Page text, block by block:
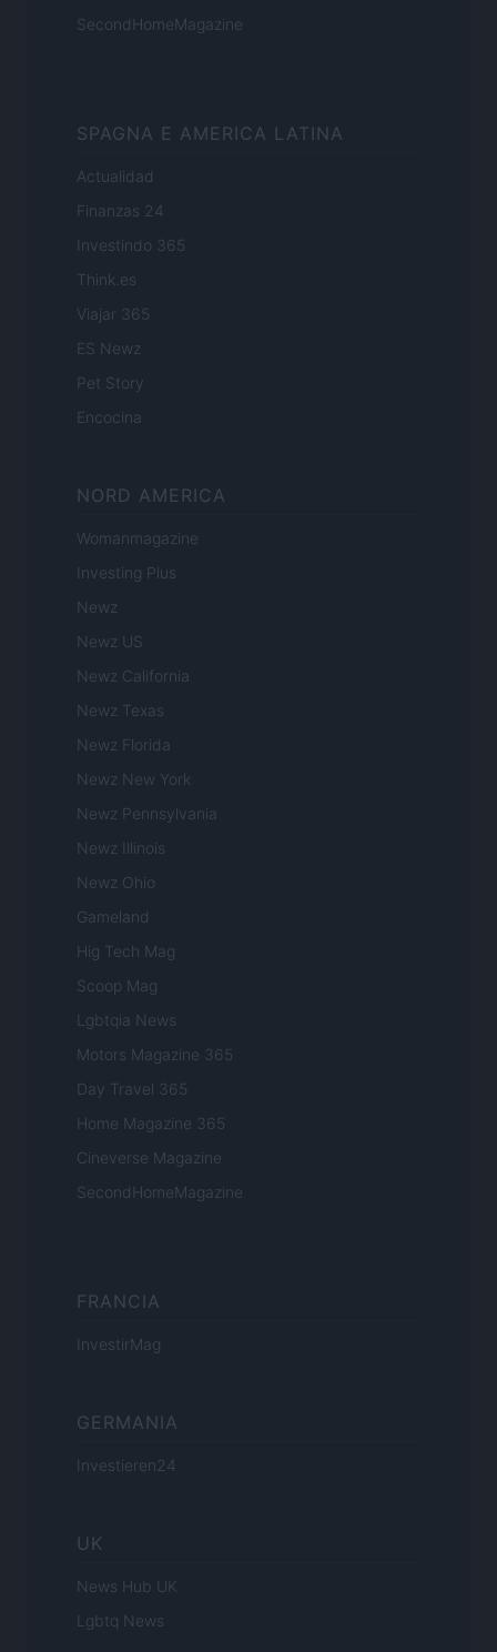
SecondHomeMagazine
SPAGNA E AMERICA LATINA
Actualidad
Finanzas 24
Investindo 365
Think.es
Viajar 365
ES Newz
Pet Story
Encocina
NORD AMERICA
Womanmagazine
Investing Plus
Newz
Newz US
Newz California
Newz Texas
Newz Florida
Newz New York
Newz Pennsylvania
Newz Illinois
Newz Ohio
Gameland
Hig Tech Mag
Scoop Mag
Lgbtqia News
Motors Magazine 365
Day Travel 365
Home Magazine 365
Cineverse Magazine
SecondHomeMagazine
FRANCIA
InvestirMag
GERMANIA
Investieren24
UK
News Hub UK
Lgbtq News